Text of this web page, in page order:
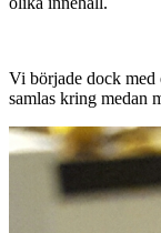
Vi började dock med
samlas kring medan